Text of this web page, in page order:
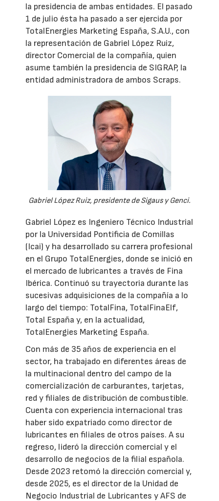
la presidencia de ambas entidades. El pasado
1 de julio ésta ha pasado a ser ejercida por
TotalEnergies Marketing España, S.A.U., con
la representación de Gabriel López Ruiz,
director Comercial de la compañía, quien
asume también la presidencia de SIGRAP, la
entidad administradora de ambos Scraps.
Gabriel López Ruiz, presidente de Sigaus y Genci.
Gabriel López es Ingeniero Técnico Industrial
por la Universidad Pontificia de Comillas
(Icai) y ha desarrollado su carrera profesional
en el Grupo TotalEnergies, donde se inició en
el mercado de lubricantes a través de Fina
Ibérica. Continuó su trayectoria durante las
sucesivas adquisiciones de la compañía a lo
largo del tiempo: TotalFina, TotalFinaElf,
Total España y, en la actualidad,
TotalEnergies Marketing España.
Con más de 35 años de experiencia en el
sector, ha trabajado en diferentes áreas de
la multinacional dentro del campo de la
comercialización de carburantes, tarjetas,
red y filiales de distribución de combustible.
Cuenta con experiencia internacional tras
haber sido expatriado como director de
lubricantes en filiales de otros países. A su
regreso, lideró la dirección comercial y el
desarrollo de negocios de la filial española.
Desde 2023 retomó la dirección comercial y,
desde 2025, es el director de la Unidad de
Negocio Industrial de Lubricantes y AFS de